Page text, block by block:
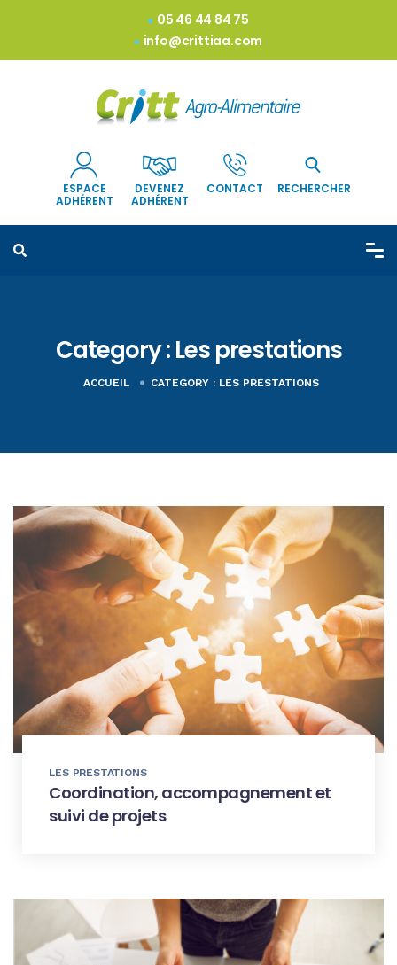
05 46 44 84 75
info@crittiaa.com
ESPACE
ADHÉRENT
DEVENEZ
ADHÉRENT
CONTACT RECHERCHER
Category :Les prestations
ACCUEIL CATEGORY : LES PRESTATIONS
LES PRESTATIONS
Coordination, accompagnement et
suivi de projets